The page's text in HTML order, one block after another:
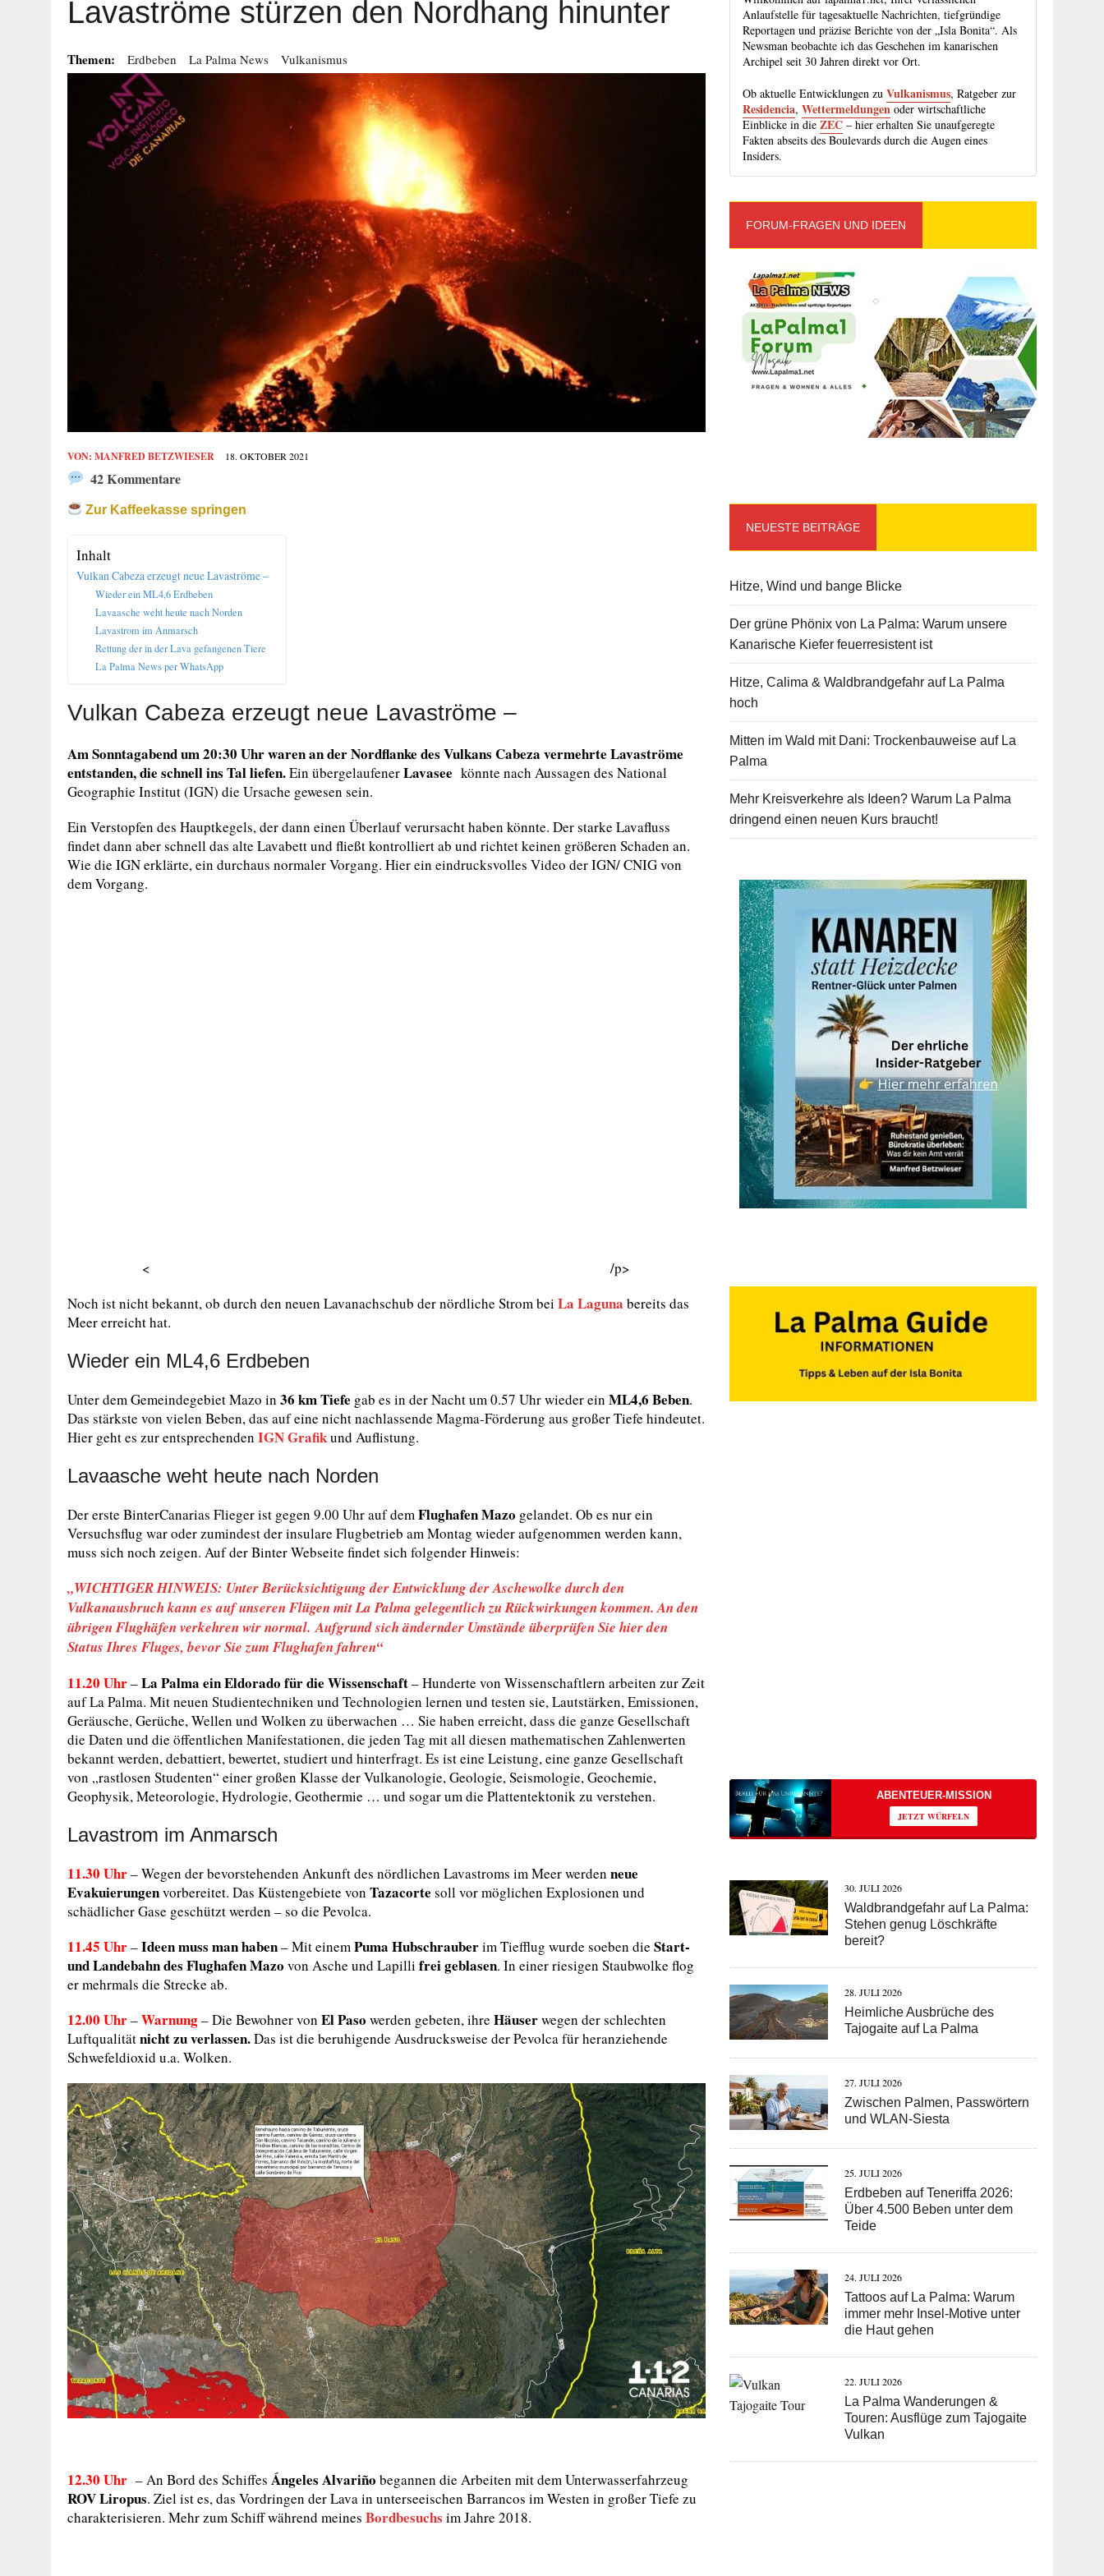
Lavaströme stürzen den Nordhang hinunter
Themen: Erdbeben La Palma News Vulkanismus
VON: MANFRED BETZWIESER 18. OKTOBER 2021
42 Kommentare
Zur Kaffeekasse springen
Inhalt
Vulkan Cabeza erzeugt neue Lavaströme –
Wieder ein ML4,6 Erdbeben
Lavaasche weht heute nach Norden
Lavastrom im Anmarsch
Rettung der in der Lava gefangenen Tiere
La Palma News per WhatsApp
Vulkan Cabeza erzeugt neue Lavaströme –
Am Sonntagabend um 20:30 Uhr waren an der Nordflanke des Vulkans Cabeza vermehrte Lavaströme
entstanden, die schnell ins Tal liefen.Ein übergelaufenerLavasee könnte nach Aussagen des National
Geographie Institut (IGN) die Ursache gewesen sein.
Ein Verstopfen des Hauptkegels, der dann einen Überlauf verursacht haben könnte. Der starke Lavafluss
findet dann aber schnell das alte Lavabett und fließt kontrolliert ab und richtet keinen größeren Schaden an.
Wie die IGN erklärte, ein durchaus normaler Vorgang. Hier ein eindrucksvolles Video der IGN/ CNIG von
dem Vorgang.
<
/p>
Noch ist nicht bekannt, ob durch den neuen Lavanachschub der nördliche Strom bei La Laguna bereits das
Meer erreicht hat.
Wieder ein ML4,6 Erdbeben
Unter dem Gemeindegebiet Mazo in 36 km Tiefe gab es in der Nacht um 0.57 Uhr wieder ein ML4,6 Beben.
Das stärkste von vielen Beben, das auf eine nicht nachlassende Magma-Förderung aus großer Tiefe hindeutet.
Hier geht es zur entsprechenden IGN Grafikund Auflistung.
Lavaasche weht heute nach Norden
Der erste BinterCanarias Flieger ist gegen 9.00 Uhr auf demFlughafen Mazo gelandet. Ob es nur ein
Versuchsflug war oder zumindest der insulare Flugbetrieb am Montag wieder aufgenommen werden kann,
muss sich noch zeigen. Auf der Binter Webseite findet sich folgender Hinweis:
„WICHTIGER HINWEIS: Unter Berücksichtigung der Entwicklung der Aschewolke durch den
Vulkanausbruch kann es auf unseren Flügen mit La Palma gelegentlich zu Rückwirkungen kommen. An den
übrigen Flughäfen verkehren wir normal. Aufgrund sich ändernder Umstände überprüfen Sie hier den
Status Ihres Fluges, bevor Sie zum Flughafen fahren“
11.20 Uhr–La Palma ein Eldorado für die Wissenschaft– Hunderte von Wissenschaftlern arbeiten zur Zeit
auf La Palma. Mit neuen Studientechniken und Technologien lernen und testen sie, Lautstärken, Emissionen,
Geräusche, Gerüche, Wellen und Wolken zu überwachen … Sie haben erreicht, dass die ganze Gesellschaft
die Daten und die öffentlichen Manifestationen, die jeden Tag mit all diesen mathematischen Zahlenwerten
bekannt werden, debattiert, bewertet, studiert und hinterfragt. Es ist eine Leistung, eine ganze Gesellschaft
von „rastlosen Studenten“ einer großen Klasse der Vulkanologie, Geologie, Seismologie, Geochemie,
Geophysik, Meteorologie, Hydrologie, Geothermie … und sogar um die Plattentektonik zu verstehen.
Lavastrom im Anmarsch
11.30 Uhr– Wegen der bevorstehenden Ankunft des nördlichen Lavastroms im Meer werden neue
Evakuierungenvorbereitet. Das Küstengebiete von Tazacorte soll vor möglichen Explosionen und
schädlicher Gase geschützt werden – so die Pevolca.
11.45 Uhr–Ideen muss man haben– Mit einemPuma Hubschrauberim Tiefflug wurde soeben die Start-
undLandebahn des Flughafen Mazo von Asche und Lapilli frei geblasen. In einer riesigen Staubwolke flog
er mehrmals die Strecke ab.
12.00 Uhr–Warnung– Die Bewohner von El Paso werden gebeten, ihre Häuserwegen der schlechten
Luftqualitätnicht zu verlassen.Das ist die beruhigende Ausdrucksweise der Pevolca für heranziehende
Schwefeldioxid u.a. Wolken.
12.30 Uhr – An Bord des Schiffes Ángeles Alvariño begannen die Arbeiten mit dem Unterwasserfahrzeug
ROV Liropus. Ziel ist es, das Vordringen der Lava in unterseeischen Barrancos im Westen in großer Tiefe zu
charakterisieren. Mehr zum Schiff während meines Bordbesuchs im Jahre 2018.
Anlaufstelle für tagesaktuelle Nachrichten, tiefgründige
Reportagen und präzise Berichte von der „Isla Bonita“. Als
Newsman beobachte ich das Geschehen im kanarischen
Archipel seit 30 Jahren direkt vor Ort.
Ob aktuelle Entwicklungen zuVulkanismus, Ratgeber zur
Residencia,Wettermeldungen oder wirtschaftliche
Einblicke in dieZEC – hier erhalten Sie unaufgeregte
Fakten abseits des Boulevards durch die Augen eines
Insiders.
FORUM-FRAGEN UND IDEEN
NEUESTE BEITRÄGE
Hitze, Wind und bange Blicke
Der grüne Phönix von La Palma: Warum unsere
Kanarische Kiefer feuerresistent ist
Hitze, Calima & Waldbrandgefahr auf La Palma
hoch
Mitten im Wald mit Dani: Trockenbauweise auf La
Palma
Mehr Kreisverkehre als Ideen? Warum La Palma
dringend einen neuen Kurs braucht!
ABENTEUER-MISSION
JETZT WÜRFELN
30. JULI 2026
Waldbrandgefahr auf La Palma:
Stehen genug Löschkräfte
bereit?
28. JULI 2026
Heimliche Ausbrüche des
Tajogaite auf La Palma
27. JULI 2026
Zwischen Palmen, Passwörtern
und WLAN-Siesta
25. JULI 2026
Erdbeben auf Teneriffa 2026:
Über 4.500 Beben unter dem
Teide
24. JULI 2026
Tattoos auf La Palma: Warum
immer mehr Insel-Motive unter
die Haut gehen
22. JULI 2026
La Palma Wanderungen &
Touren: Ausflüge zum Tajogaite
Vulkan